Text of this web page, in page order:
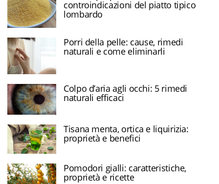
controindicazioni del piatto tipico
lombardo
Porri della pelle: cause, rimedi
naturali e come eliminarli
Colpo d’aria agli occhi: 5 rimedi
naturali efficaci
Tisana menta, ortica e liquirizia:
proprietà e benefici
Pomodori gialli: caratteristiche,
proprietà e ricette